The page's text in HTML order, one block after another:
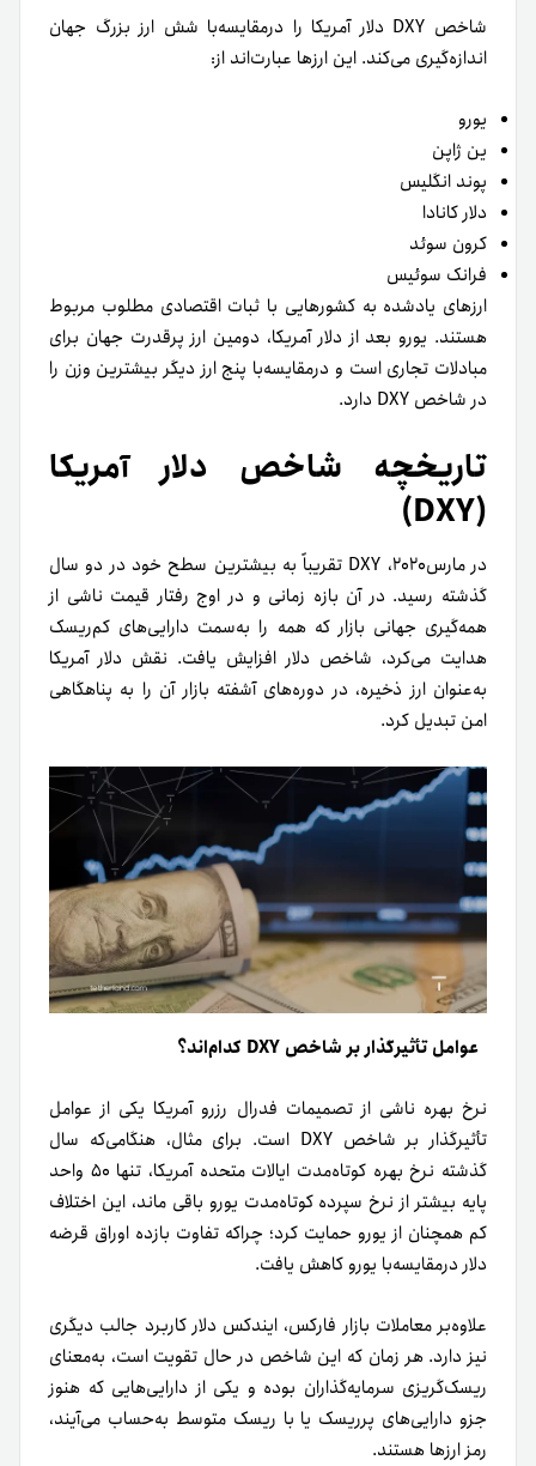
شاخص DXY دلار آمریکا را در‌مقایسه‌با شش ارز بزرگ جهان
اندازه‌گیری می‌کند. این ارزها عبارت‌اند از:
یورو
ین ژاپن
پوند انگلیس
دلار کانادا
کرون سوئد
فرانک سوئیس
ارزهای یادشده به کشورهایی با ثبات اقتصادی مطلوب مربوط
هستند. یورو بعد از دلار آمریکا، دومین ارز پرقدرت جهان برای
مبادلات تجاری است و در‌مقایسه‌با پنج ارز دیگر بیشترین وزن را
در شاخص DXY دارد.
تاریخچه شاخص دلار آمریکا
(DXY)
در مارس۲۰۲۰، DXY تقریباً به بیشترین سطح خود در دو سال
گذشته رسید. در آن بازه زمانی و در اوج رفتار قیمت ناشی از
همه‌گیری جهانی بازار که همه را به‌سمت دارایی‌های کم‌ریسک
هدایت می‌کرد، شاخص دلار افزایش یافت. نقش دلار آمریکا
به‌عنوان ارز ذخیره، در دوره‌های آشفته بازار آن را به پناهگاهی
امن تبدیل کرد.
عوامل تأثیرگذار بر شاخص DXY کدام‌اند؟
نرخ بهره ناشی از تصمیمات فدرال رزرو آمریکا یکی از عوامل
تأثیرگذار بر شاخص DXY است. برای مثال، هنگامی‌که سال
گذشته نرخ بهره کوتاه‌مدت ایالات متحده آمریکا، تنها ۵۰ واحد
پایه بیشتر از نرخ سپرده کوتاه‌مدت یورو باقی ماند، این اختلاف
کم همچنان از یورو حمایت کرد؛ چرا‌که تفاوت بازده اوراق قرضه
دلار در‌مقایسه‌با یورو کاهش یافت.
علاوه‌بر معاملات بازار فارکس، ایندکس دلار کاربرد جالب دیگری
نیز دارد. هر زمان که این شاخص در حال تقویت است، به‌معنای
ریسک‌گریزی سرمایه‌گذاران بوده و یکی از دارایی‌هایی که هنوز
جزو دارایی‌های پرریسک یا با ریسک متوسط به‌حساب می‌آیند،
رمز ارزها هستند.